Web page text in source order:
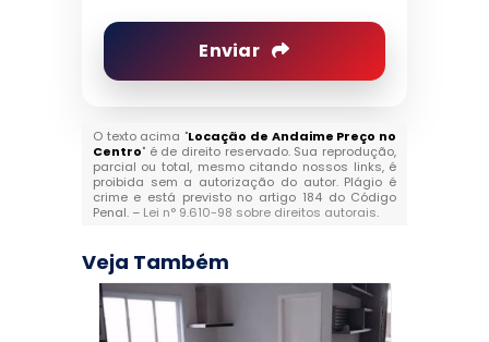
Enviar
O texto acima "Locação de Andaime Preço no
Centro" é de direito reservado. Sua reprodução,
parcial ou total, mesmo citando nossos links, é
proibida sem a autorização do autor. Plágio é
crime e está previsto no artigo 184 do Código
Penal. – Lei n° 9.610-98 sobre direitos autorais.
Veja Também